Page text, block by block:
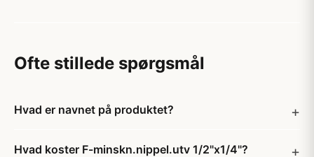
Ofte stillede spørgsmål
Hvad er navnet på produktet?
Hvad koster F-minskn.nippel.utv 1/2"x1/4"?